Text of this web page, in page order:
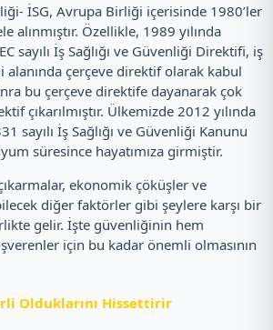
İSG, Avrupa Birliği içerisinde 1980’ler
alınmıştır. Özellikle, 1989 yılında
sayılı İş Sağlığı ve Güvenliği Direktifi, iş
alanında çerçeve direktif olarak kabul
bu çerçeve direktife dayanarak çok
çıkarılmıştır. Ülkemizde 2012 yılında
sayılı İş Sağlığı ve Güvenliği Kanunu
süresince hayatımıza girmiştir.
ekonomik çöküşler ve
diğer faktörler gibi şeylere karşı bir
gelir. İşte güvenliğinin hem
için bu kadar önemli olmasının
Olduklarını Hissettirir